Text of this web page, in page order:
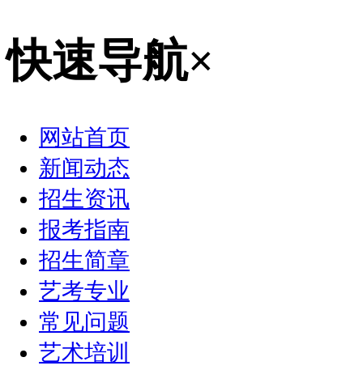
快速导航×
网站首页
新闻动态
招生资讯
报考指南
招生简章
艺考专业
常见问题
艺术培训